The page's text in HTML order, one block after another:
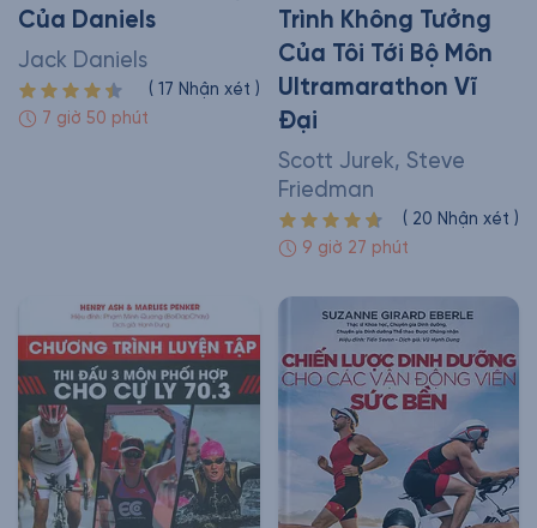
Của Daniels
Jack Daniels
( 17 Nhận xét )
7 giờ 50 phút
Trình Không Tưởng
Của Tôi Tới Bộ Môn
Ultramarathon Vĩ
Đại
Scott Jurek, Steve
Friedman
( 20 Nhận xét )
9 giờ 27 phút